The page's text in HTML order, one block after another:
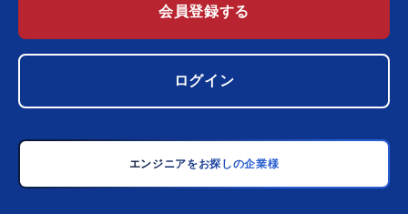
会員登録する
ログイン
エンジニアをお探しの企業様